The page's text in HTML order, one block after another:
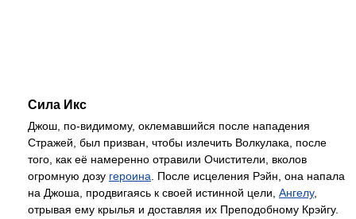
Сила Икс
Джош, по-видимому, оклемавшийся после нападения
Стражей, был призван, чтобы излечить Волкулака, после
того, как её намеренно отравили Очистители, вколов
огромную дозу героина . После исцеления Рэйн, она напала
на Джоша, продвигаясь к своей истинной цели, Ангелу,
отрывая ему крылья и доставляя их Преподобному Крэйгу.